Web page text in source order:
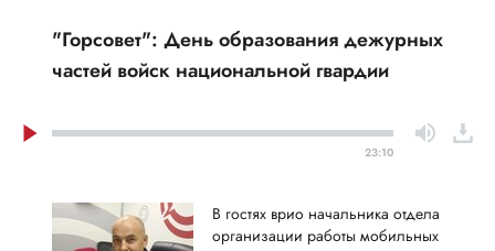
"Горсовет": День образования дежурных
частей войск национальной гвардии
23:10
В гостях врио начальника отдела
организации работы мобильных